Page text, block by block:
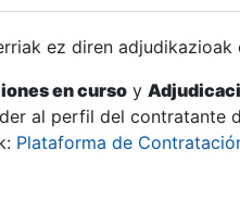
ez diren adjudikazioak
en curso y
al perfil del contratante
Plataforma de